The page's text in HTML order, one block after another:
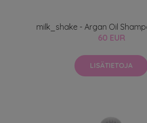
milk_shake - Argan Oil
60 EUR
LISÄTIETOJA